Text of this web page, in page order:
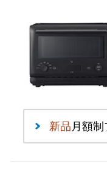
新品 月額